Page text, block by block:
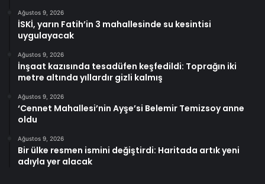
Ağustos 9, 2026
İSKİ, yarın Fatih’in 3 mahallesinde su kesintisi
uygulayacak
Ağustos 9, 2026
İnşaat kazısında tesadüfen keşfedildi: Toprağın iki
metre altında yıllardır gizli kalmış
Ağustos 9, 2026
‘Cennet Mahallesi’nin Ayşe’si Belemir Temizsoy anne
oldu
Ağustos 9, 2026
Bir ülke resmen ismini değiştirdi: Haritada artık yeni
adıyla yer alacak